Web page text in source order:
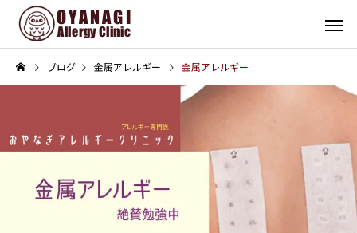
インフォメーション
ブログ 金属アレルギー 金属アレルギー